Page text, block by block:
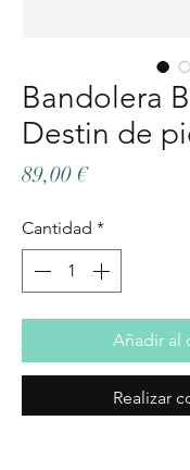
Bandolera
Destin de
89,00 €Precio
Cantidad *
Añadir al
Realizar